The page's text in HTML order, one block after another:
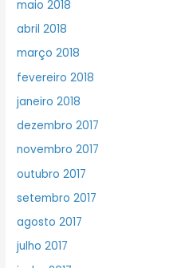
maio 2018
abril 2018
março 2018
fevereiro 2018
janeiro 2018
dezembro 2017
novembro 2017
outubro 2017
setembro 2017
agosto 2017
julho 2017